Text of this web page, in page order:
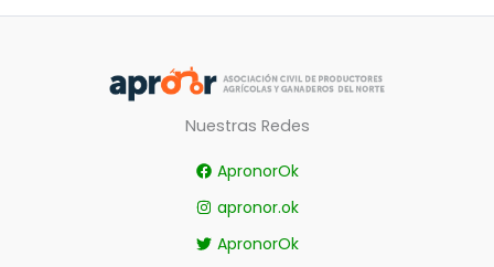
Nuestras Redes
ApronorOk
apronor.ok
ApronorOk